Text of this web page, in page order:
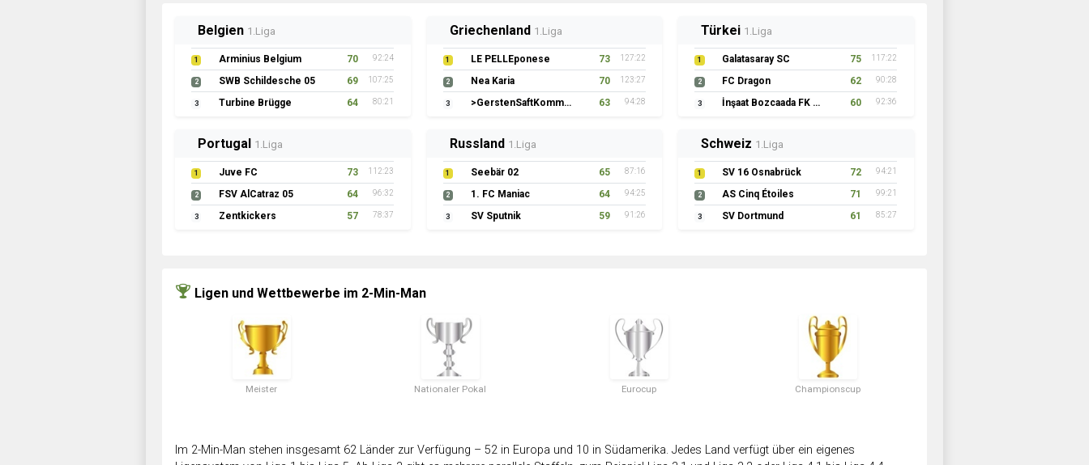
Belgien 1.Liga
1 Arminius Belgium 70 92:24
2 SWB Schildesche 05 69 107:25
3 Turbine Brügge 64 80:21
Griechenland 1.Liga
1 LE PELLEponese 73 127:22
2 Nea Karia 70 123:27
3 >GerstenSaftKommando 63 94:28
Türkei 1.Liga
1 Galatasaray SC 75 117:22
2 FC Dragon 62 90:28
3 İnşaat Bozcaada FK 1957 60 92:36
Portugal 1.Liga
1 Juve FC 73 112:23
2 FSV AlCatraz 05 64 96:32
3 Zentkickers 57 78:37
Russland 1.Liga
1 Seebär 02 65 87:16
2 1. FC Maniac 64 94:25
3 SV Sputnik 59 91:26
Schweiz 1.Liga
1 SV 16 Osnabrück 72 94:21
2 AS Cinq Étoiles 71 99:21
3 SV Dortmund 61 85:27
Ligen und Wettbewerbe im 2-Min-Man
Meister Nationaler Pokal Eurocup Championscup
Im 2-Min-Man stehen insgesamt 62 Länder zur Verfügung – 52 in Europa und 10 in Südamerika. Jedes Land verfügt über ein eigenes